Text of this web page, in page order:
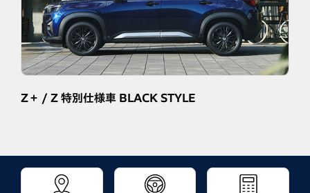
Z＋ / Z 特別仕様車 BLACK STYLE